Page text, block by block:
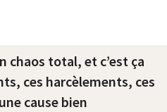
chaos total, et c’est ça
ces harcèlements, ces
cause bien